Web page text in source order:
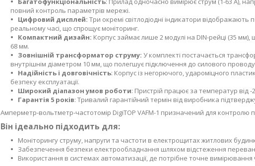
повний контроль параметрів мережі.
Цифровий дисплей: Три окремі світлодіодні індикатори
реальному часі, що спрощує моніторинг.
Компактний дизайн: Корпус займає лише 2 модулі на DIN-рейці (35
68 мм.
Зовнішній трансформатор струму: У комплекті постачається
внутрішнім діаметром 10 мм, що полегшує підключення до силового проводу
Надійність і довговічність: Корпус із негорючого, удароміцного
безпеку експлуатації.
Широкий діапазон умов роботи: Пристрій працює за температур від -
Гарантія 5 років: Тривалий гарантійний термін від виробника
Амперметр-вольтметр-частотомір DigiTOP VAFM-1 призначений для контролю
Він ідеально підходить для:
Моніторингу струму, напруги та частоти в електрощитах житлових
Забезпечення безпеки електрообладнання шляхом відстеження
Використання в системах автоматизації, де потрібне точне